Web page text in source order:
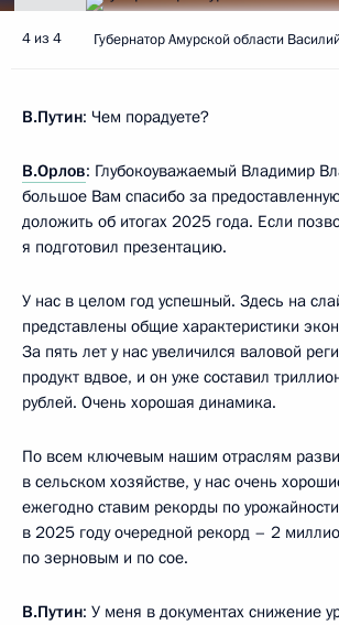
4 из 4 Губернатор Амурской области
В.Путин: Чем порадуете?
В.Орлов: Глубокоуважаемый Владимир
большое Вам спасибо за
доложить об итогах 2025 года. Если
я подготовил презентацию.
У нас в целом год успешный. Здесь на
представлены общие характеристики
За пять лет у нас увеличился валовой
продукт вдвое, и он уже составил
рублей. Очень хорошая динамика.
По всем ключевым нашим отраслям
в сельском хозяйстве, у нас очень
ежегодно ставим рекорды по
в 2025 году очередной рекорд – 2
по зерновым и по сое.
В.Путин: У меня в документах снижение